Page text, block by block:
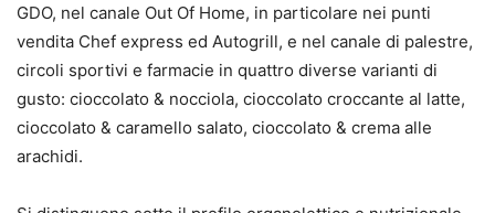
GDO, nel canale Out Of Home, in particolare nei punti
vendita Chef express ed Autogrill, e nel canale di palestre,
circoli sportivi e farmacie in quattro diverse varianti di
gusto: cioccolato & nocciola, cioccolato croccante al latte,
cioccolato & caramello salato, cioccolato & crema alle
arachidi.